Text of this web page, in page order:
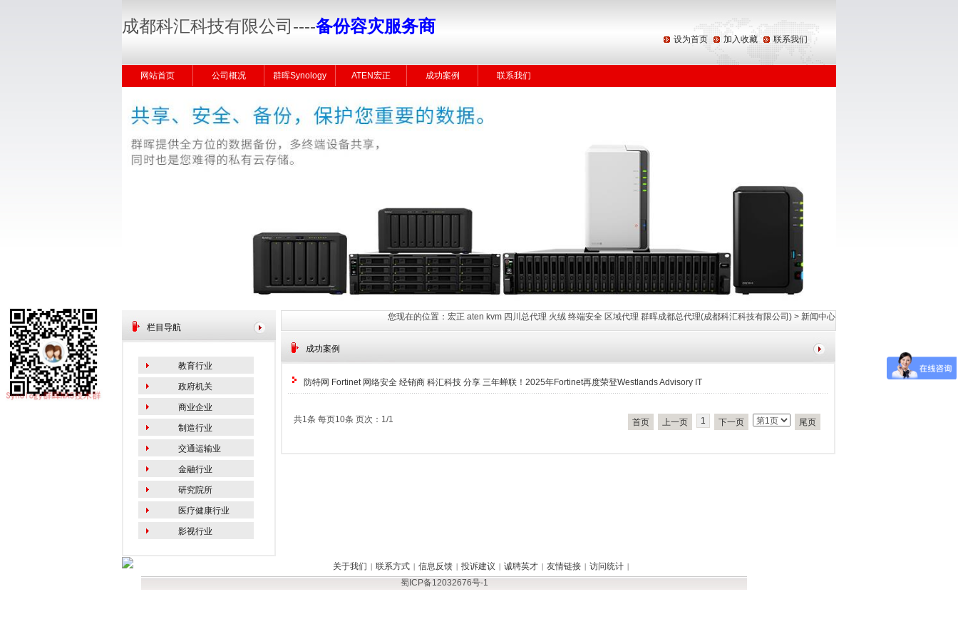
设为首页 加入收藏 联系我们
网站首页 公司概况 群晖Synology ATEN宏正 成功案例 联系我们
成都科汇科技有限公司 ----备份容灾服务商
栏目导航
教育行业
政府机关
商业企业
制造行业
交通运输业
金融行业
研究院所
医疗健康行业
影视行业
成功案例
防特网 Fortinet 网络安全 经销商 科汇科技 分享 三年蝉联！2025年Fortinet再度荣登Westlands Advisory IT
共1条 每页10条 页次：1/1 首页 上一页 1 下一页 尾页
您现在的位置： 宏正 aten kvm 四川总代理 火绒 终端安全 区域代理 群晖成都总代理(成都科汇科技有限公司) > 新闻中心
关于我们 | 联系方式 | 信息反馈 | 投诉建议 | 诚聘英才 | 友情链接 | 访问统计 |
蜀ICP备12032676号-1